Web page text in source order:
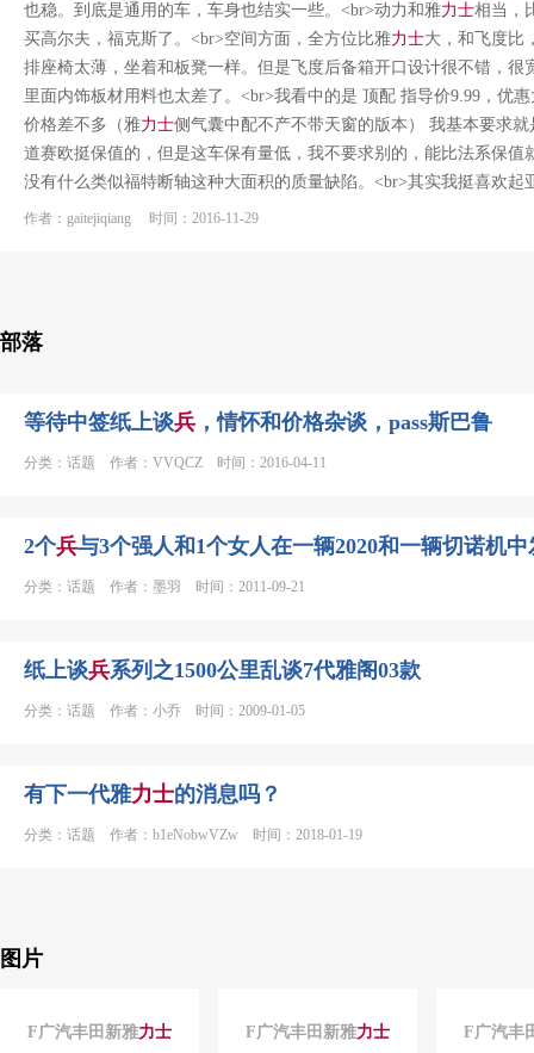
也稳。到底是通用的车，车身也结实一些。<br>动力和雅力士相当，
买高尔夫，福克斯了。<br>空间方面，全方位比雅力士大，和飞度比
排座椅太薄，坐着和板凳一样。但是飞度后备箱开口设计很不错，很
里面内饰板材用料也太差了。<br>我看中的是 顶配 指导价9.99，优
价格差不多（雅力士侧气囊中配不产不带天窗的版本） 我基本要求
道赛欧挺保值的，但是这车保有量低，我不要求别的，能比法系保
没有什么类似福特断轴这种大面积的质量缺陷。<br>其实我挺喜欢
作者：gaitejiqiang 时间：2016-11-29
部落
等待中签纸上谈兵 ，情怀和价格杂谈，pass斯巴鲁
分类：话题 作者：VVQCZ 时间：2016-04-11
2个兵与3个强人和1个女人在一辆2020和一辆切诺机
分类：话题 作者：墨羽 时间：2011-09-21
纸上谈兵系列之1500公里乱谈7代雅阁03款
分类：话题 作者：小乔 时间：2009-01-05
有下一代雅力士的消息吗？
分类：话题 作者：b1eNobwVZw 时间：2018-01-19
图片
F广汽丰田新雅力士 F广汽丰田新雅力士 F广汽丰